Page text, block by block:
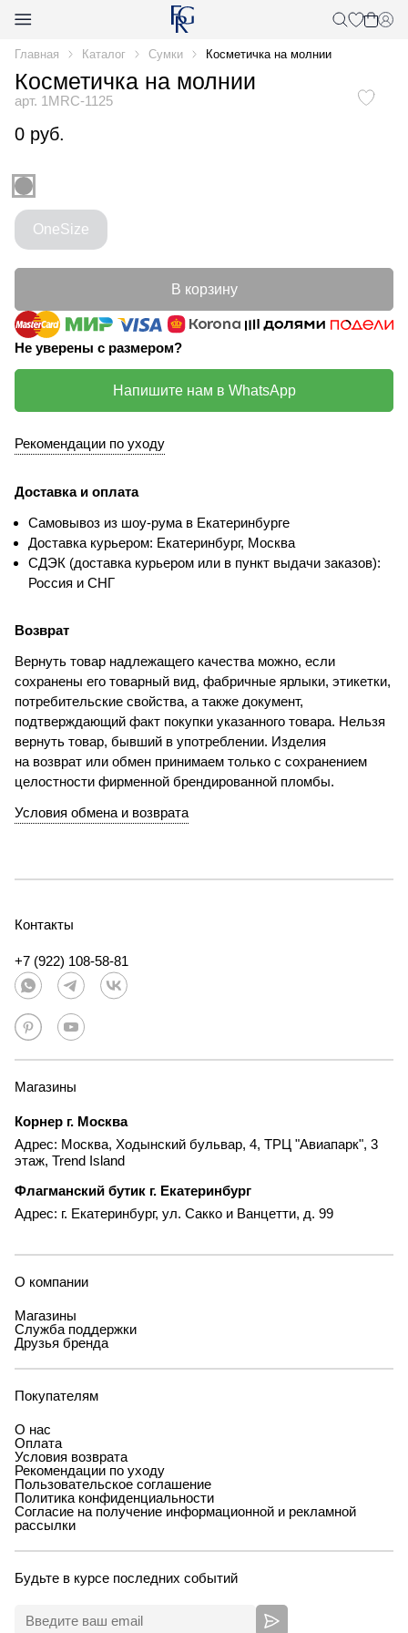
Главная Каталог Сумки Косметичка на молнии
Косметичка на молнии
арт. 1MRC-1125
0 руб.
OneSize
В корзину
Не уверены с размером?
Напишите нам в WhatsApp
Рекомендации по уходу
Доставка и оплата
Самовывоз из шоу-рума в Екатеринбурге
Доставка курьером: Екатеринбург, Москва
СДЭК (доставка курьером или в пункт выдачи заказов):
Россия и СНГ
Возврат
Вернуть товар надлежащего качества можно, если
сохранены его товарный вид, фабричные ярлыки, этикетки,
потребительские свойства, а также документ,
подтверждающий факт покупки указанного товара. Нельзя
вернуть товар, бывший в употреблении. Изделия
на возврат или обмен принимаем только с сохранением
целостности фирменной брендированной пломбы.
Условия обмена и возврата
Контакты
+7 (922) 108-58-81
Магазины
Корнер г. Москва
Адрес: Москва, Ходынский бульвар, 4, ТРЦ "Авиапарк", 3
этаж, Trend Island
Флагманский бутик г. Екатеринбург
Адрес: г. Екатеринбург, ул. Сакко и Ванцетти, д. 99
О компании
Магазины
Служба поддержки
Друзья бренда
Покупателям
О нас
Оплата
Условия возврата
Рекомендации по уходу
Пользовательское соглашение
Политика конфиденциальности
Согласие на получение информационной и рекламной
рассылки
Будьте в курсе последних событий